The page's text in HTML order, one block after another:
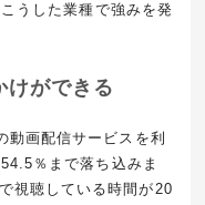
うした業種で強みを発
けができる
動画配信サービスを利
％まで落ち込みま
視聴している時間が20